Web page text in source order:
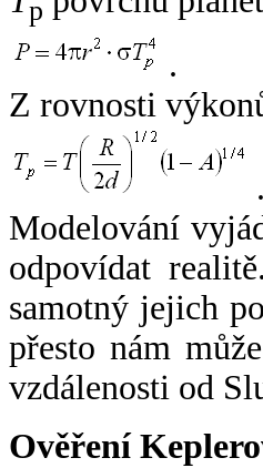
p
.
Z rovnosti
.
Modelování
odpovídat
samotný jejich
přesto nám
vzdálenosti od
Ověření